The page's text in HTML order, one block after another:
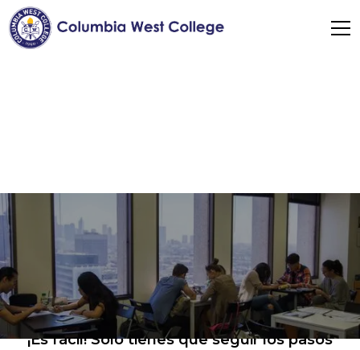
¿Cómo me inscribo
en el CWC?
¡Es fácil! Solo tienes que seguir los pasos